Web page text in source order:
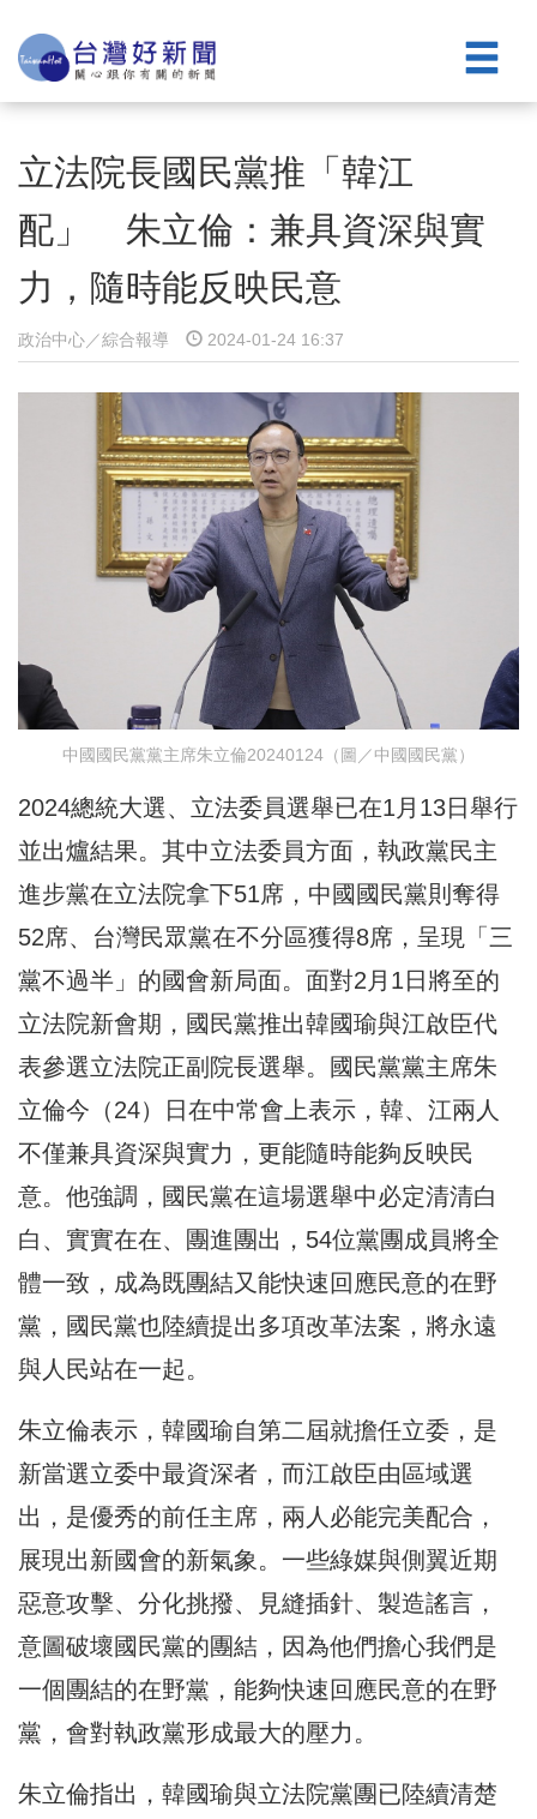
立法院長國民黨推「韓江
配」 朱立倫：兼具資深與實
力，隨時能反映民意
政治中心／綜合報導 2024-01-24 16:37
中國國民黨黨主席朱立倫20240124（圖／中國國民黨）
2024總統大選、立法委員選舉已在1月13日舉行
並出爐結果。其中立法委員方面，執政黨民主
進步黨在立法院拿下51席，中國國民黨則奪得
52席、台灣民眾黨在不分區獲得8席，呈現「三
黨不過半」的國會新局面。面對2月1日將至的
立法院新會期，國民黨推出韓國瑜與江啟臣代
表參選立法院正副院長選舉。國民黨黨主席朱
立倫今（24）日在中常會上表示，韓、江兩人
不僅兼具資深與實力，更能隨時能夠反映民
意。他強調，國民黨在這場選舉中必定清清白
白、實實在在、團進團出，54位黨團成員將全
體一致，成為既團結又能快速回應民意的在野
黨，國民黨也陸續提出多項改革法案，將永遠
與人民站在一起。
朱立倫表示，韓國瑜自第二屆就擔任立委，是
新當選立委中最資深者，而江啟臣由區域選
出，是優秀的前任主席，兩人必能完美配合，
展現出新國會的新氣象。一些綠媒與側翼近期
惡意攻擊、分化挑撥、見縫插針、製造謠言，
意圖破壞國民黨的團結，因為他們擔心我們是
一個團結的在野黨，能夠快速回應民意的在野
黨，會對執政黨形成最大的壓力。
朱立倫指出，韓國瑜與立法院黨團已陸續清楚